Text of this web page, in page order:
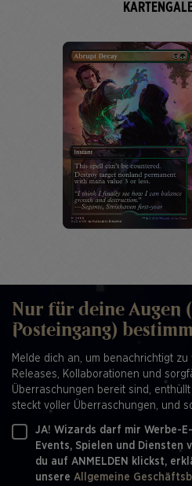
Nur für deine Augen
Posteingang)
Melde dich an, um benachrichtigt
Releases, Kollaborationen und
Überraschungen bereit sind,
steckt voller Überraschungen, und
JA! Wizards darf mir Werbe-
Events, Spielen und Diensten
du auf ANMELDEN klickst,
unsere Allgemeine